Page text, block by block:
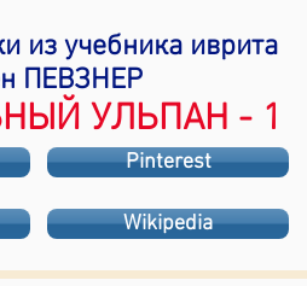
из учебника иврита
ПЕВЗНЕР
УЛЬПАН - 1
Pinterest
Wikipedia